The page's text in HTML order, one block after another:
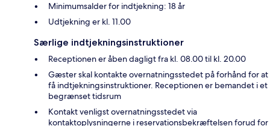
Minimumsalder for indtjekning: 18 år
Udtjekning er kl. 11.00
Særlige indtjekningsinstruktioner
Receptionen er åben dagligt fra kl. 08.00 til kl. 20.00
Gæster skal kontakte overnatningsstedet på forhånd for at
få indtjekningsinstruktioner. Receptionen er bemandet i et
begrænset tidsrum
Kontakt venligst overnatningsstedet via
kontaktoplysningerne i reservationsbekræftelsen forud for